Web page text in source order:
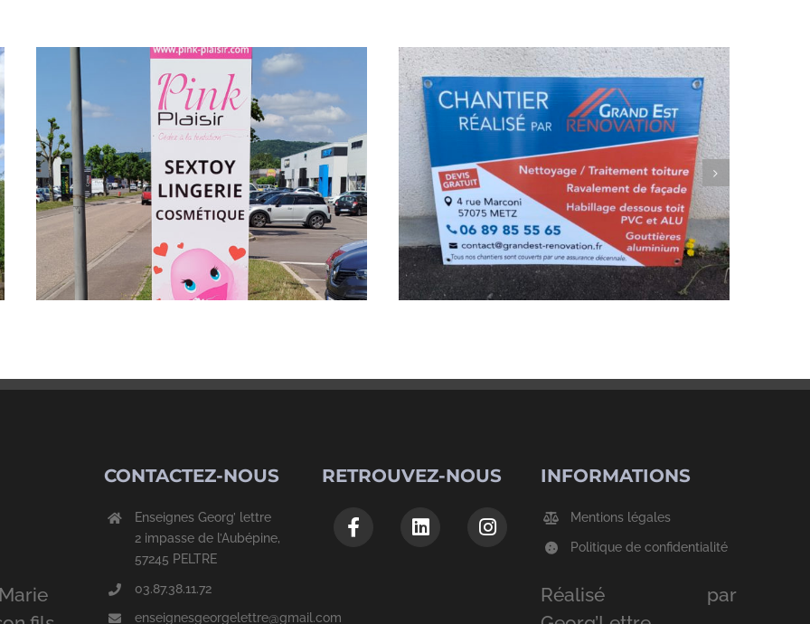
CONTACTEZ-NOUS
Enseignes Georg’ lettre
2 impasse de l’Aubépine,
57245 PELTRE
03.87.38.11.72
enseignesgeorgelettre@gmail.com
RETROUVEZ-NOUS INFORMATIONS
Mentions légales
Politique de confidentialité
Réalisé par